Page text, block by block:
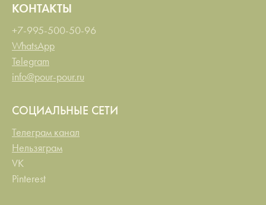
КОНТАКТЫ
+7-995-500-50-96
WhatsApp
Telegram
info@pour-pour.ru
СОЦИАЛЬНЫЕ СЕТИ
Телеграм канал
Нельзяграм
VK
Pinterest